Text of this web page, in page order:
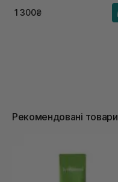
1 300₴
Рекомендовані товари